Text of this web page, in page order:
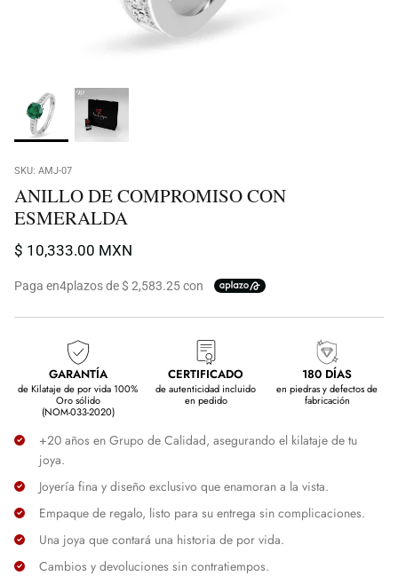
SKU: AMJ-07
ANILLO DE COMPROMISO CON
ESMERALDA
$ 10,333.00 MXN
Paga en4plazos de $ 2,583.25 con
GARANTÍA
de Kilataje de por vida 100%
Oro sólido
(NOM-033-2020)
CERTIFICADO
de autenticidad incluido
en pedido
180 DÍAS
en piedras y defectos de
fabricación
+20 años en Grupo de Calidad, asegurando el kilataje de tu
joya.
Joyería fina y diseño exclusivo que enamoran a la vista.
Empaque de regalo, listo para su entrega sin complicaciones.
Una joya que contará una historia de por vida.
Cambios y devoluciones sin contratiempos.